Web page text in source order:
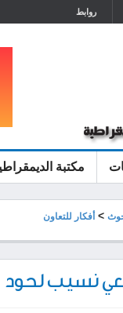
روابط
مكتبة
> أفكار للتعاون
نسيب لحود